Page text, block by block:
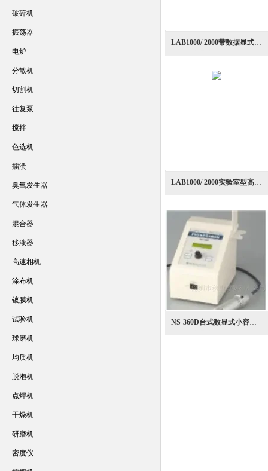
LAB1000/ 2000带数据显式多功能实验多领域分散乳化均质机
LAB1000/ 2000实验室型高压力式乳制品领域均化均质机
NS-360D台式数显式小容量样品高速均质机
破碎机
振荡器
电炉
分散机
切割机
往复泵
搅拌
色选机
擂溃
臭氧发生器
气体发生器
混合器
移液器
高速相机
涂布机
镀膜机
试验机
球磨机
均质机
脱泡机
点焊机
干燥机
研磨机
密度仪